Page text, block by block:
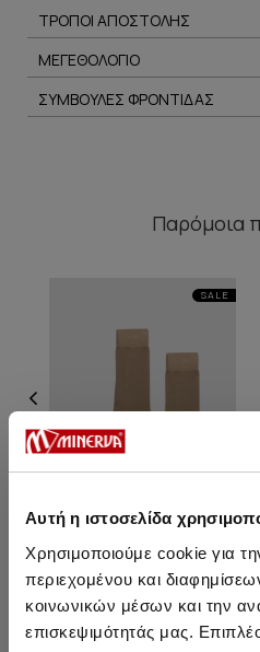
Αυτή η ιστοσελίδα
Χρησιμοποιούμε cookie για
περιεχομένου και
κοινωνικών μέσων και την
επισκεψιμότητάς μας.
ΤΡΟΠΟΙ ΑΠΟΣΤΟΛΗΣ
ΜΕΓΕΘΟΛΟΓΙΟ
ΣΥΜΒΟΥΛΕΣ ΦΡΟΝΤΙΔΑΣ
Παρόμοια
SALE
Βαμβακερές Μονόχρωμες
Ανδρικές Κάλτσες
5,50 €4,65 €-15%